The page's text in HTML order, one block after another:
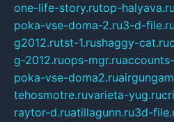
one-life-story.rutop-halyava.ru
poka-vse-doma-2.ru3-d-file.ru
g2012.rutst-1.rushaggy-cat.ru
g-2012.ruops-mgr.ru
poka-vse-doma2.ru
tehosmotre.ruvarieta-yug.ru
raytor-d.ruatillagunn.ru3d-